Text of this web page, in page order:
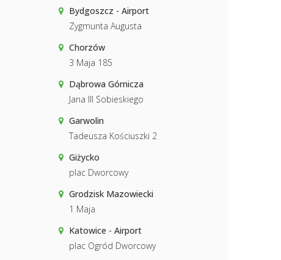
Bydgoszcz - Airport
Zygmunta Augusta
Chorzów
3 Maja 185
Dąbrowa Górnicza
Jana III Sobieskiego
Garwolin
Tadeusza Kościuszki 2
Giżycko
plac Dworcowy
Grodzisk Mazowiecki
1 Maja
Katowice - Airport
plac Ogród Dworcowy